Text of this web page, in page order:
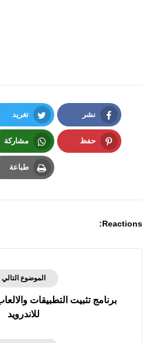
نشر
Facebook
تغريد
Twitter
حفظ مشاركة
Whatsapp
طباعة
Reactions:
الموضوع التالي
للاندرويد